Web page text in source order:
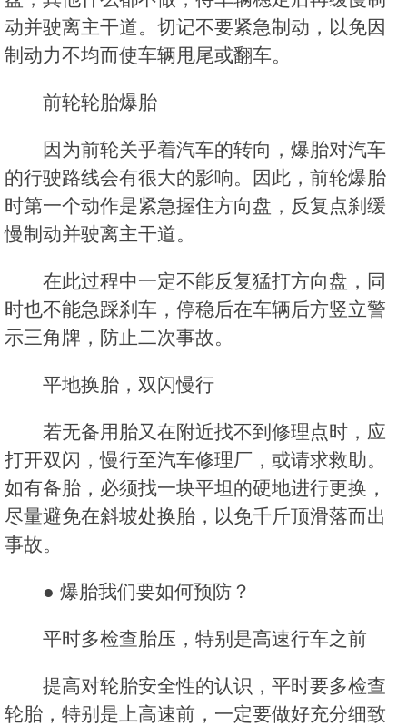
动并驶离主干道。切记不要紧急制动，以免因
制动力不均而使车辆甩尾或翻车。
前轮轮胎爆胎
因为前轮关乎着汽车的转向，爆胎对汽车
的行驶路线会有很大的影响。因此，前轮爆胎
时第一个动作是紧急握住方向盘，反复点刹缓
慢制动并驶离主干道。
在此过程中一定不能反复猛打方向盘，同
时也不能急踩刹车，停稳后在车辆后方竖立警
示三角牌，防止二次事故。
平地换胎，双闪慢行
若无备用胎又在附近找不到修理点时，应
打开双闪，慢行至汽车修理厂，或请求救助。
如有备胎，必须找一块平坦的硬地进行更换，
尽量避免在斜坡处换胎，以免千斤顶滑落而出
事故。
● 爆胎我们要如何预防？
平时多检查胎压，特别是高速行车之前
提高对轮胎安全性的认识，平时要多检查
轮胎，特别是上高速前，一定要做好充分细致